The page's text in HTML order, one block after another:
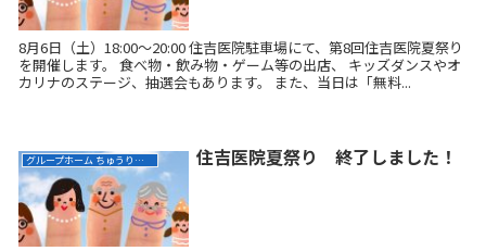
8月6日（土）18:00～20:00 住吉医院駐車場にて、第8回住吉医院夏祭り
を開催します。 食べ物・飲み物・ゲーム等の出店、 キッズダンスやオ
カリナのステージ、抽選会もあります。 また、当日は「無料...
グループホーム ちゅうりっぷ 住吉医院夏祭り 終了しました！